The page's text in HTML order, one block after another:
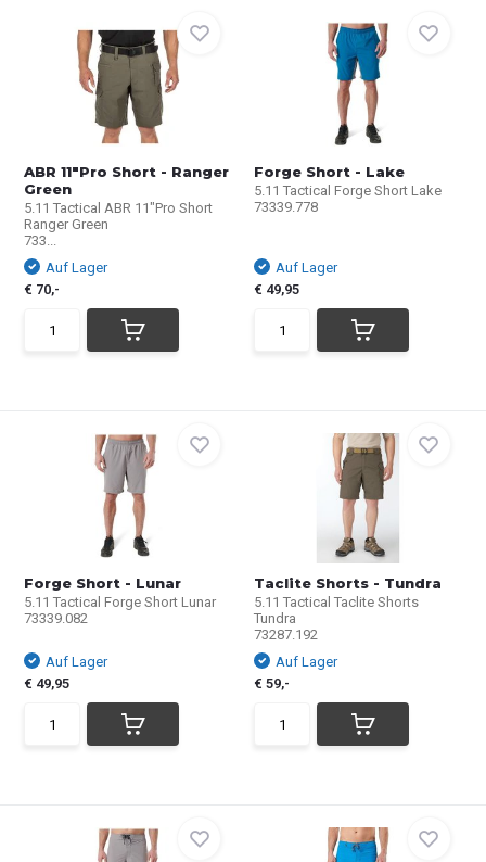
ABR 11"Pro Short - Ranger
Green
5.11 Tactical ABR 11"Pro Short
Ranger Green
733...
Auf Lager
€ 70,-
Forge Short - Lake
5.11 Tactical Forge Short Lake
73339.778
Auf Lager
€ 49,95
Forge Short - Lunar
5.11 Tactical Forge Short Lunar
73339.082
Auf Lager
€ 49,95
Taclite Shorts - Tundra
5.11 Tactical Taclite Shorts
Tundra
73287.192
Auf Lager
€ 59,-